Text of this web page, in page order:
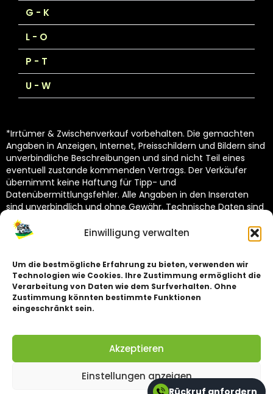
Einwilligung verwalten
Um die bestmögliche Erfahrung zu bieten, verwenden wir
Technologien wie Cookies. Ihre Zustimmung ermöglicht die
Verarbeitung von Daten wie dem Surfverhalten. Ohne
Zustimmung könnten bestimmte Funktionen
eingeschränkt sein.
Akzeptieren
Einstellungen anzeigen
Rückruf anfordern
G - K
L - O
P - T
U - W
*Irrtümer & Zwischenverkauf vorbehalten. Die gemachten
Angaben in Anzeigen, Internet, Preisschildern und Bildern sind
unverbindliche Beschreibungen und sind nicht Teil eines
eventuell zustande kommenden Vertrags. Der Verkäufer
übernimmt keine Haftung für Tipp- und
Datenübermittlungsfehler. Alle Angaben in den Inseraten
sind unverbindlich und ohne Gewähr. Technische Daten sind
vom Hersteller übernommen und unterliegen Toleranzen
(siehe Technische Kataloge des Herstellers). Dekoration
nicht im Lieferumfang.
Impressum